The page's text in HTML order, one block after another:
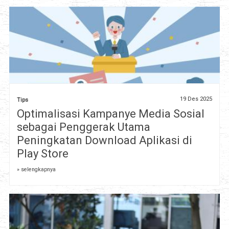
Tips 19 Des 2025
Optimalisasi Kampanye Media Sosial
sebagai Penggerak Utama
Peningkatan Download Aplikasi di
Play Store
» selengkapnya